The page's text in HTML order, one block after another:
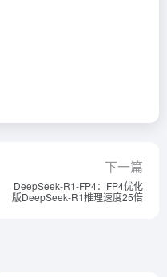
下一篇
DeepSeek-R1-FP4：FP4优化
版DeepSeek-R1推理速度25倍